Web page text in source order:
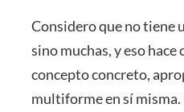
Considero que no tiene
sino muchas, y eso hace
concepto concreto,
multiforme en sí misma.